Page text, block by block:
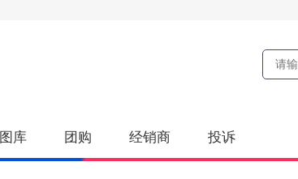
图库 团购 经销商 投诉